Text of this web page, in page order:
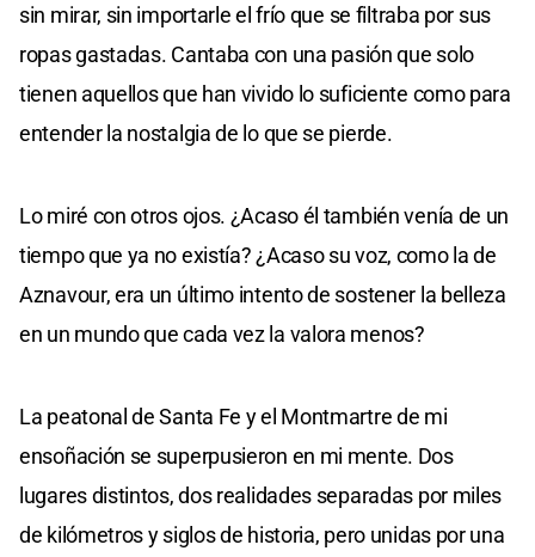
sin mirar, sin importarle el frío que se filtraba por sus
ropas gastadas. Cantaba con una pasión que solo
tienen aquellos que han vivido lo suficiente como para
entender la nostalgia de lo que se pierde.
Lo miré con otros ojos. ¿Acaso él también venía de un
tiempo que ya no existía? ¿Acaso su voz, como la de
Aznavour, era un último intento de sostener la belleza
en un mundo que cada vez la valora menos?
La peatonal de Santa Fe y el Montmartre de mi
ensoñación se superpusieron en mi mente. Dos
lugares distintos, dos realidades separadas por miles
de kilómetros y siglos de historia, pero unidas por una